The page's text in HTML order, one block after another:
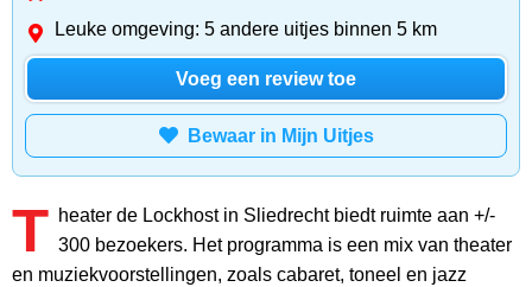
Leuke omgeving: 5 andere uitjes binnen 5 km
Voeg een review toe
Bewaar in Mijn Uitjes
T heater de Lockhost in Sliedrecht biedt ruimte aan +/-
300 bezoekers. Het programma is een mix van theater
en muziekvoorstellingen, zoals cabaret, toneel en jazz